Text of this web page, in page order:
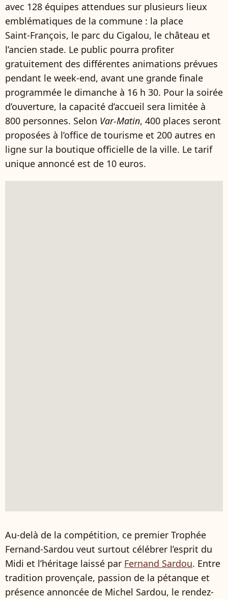
avec 128 équipes attendues sur plusieurs lieux
emblématiques de la commune : la place
Saint‑François, le parc du Cigalou, le château et
l’ancien stade. Le public pourra profiter
gratuitement des différentes animations prévues
pendant le week-end, avant une grande finale
programmée le dimanche à 16 h 30. Pour la soirée
d’ouverture, la capacité d’accueil sera limitée à
800 personnes. Selon Var-Matin, 400 places seront
proposées à l’office de tourisme et 200 autres en
ligne sur la boutique officielle de la ville. Le tarif
unique annoncé est de 10 euros.
Au-delà de la compétition, ce premier Trophée
Fernand-Sardou veut surtout célébrer l’esprit du
Midi et l’héritage laissé par Fernand Sardou. Entre
tradition provençale, passion de la pétanque et
présence annoncée de Michel Sardou, le rendez-